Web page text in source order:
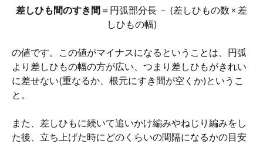
差しひも間のすき間 ＝円弧部分長 － (差しひもの数 × 差
しひもの幅)
の値です。この値がマイナスになるということは、円弧
より差しひもの幅の方が広い、つまり差しひもがきれい
に差せない(重なるか、根元にすき間が空くか)というこ
と。
また、差しひもに続いて追いかけ編みやねじり編みをし
た後、立ち上げた時にどのくらいの間隔になるかの目安